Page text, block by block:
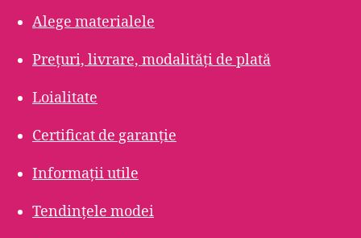
Alege materialele
Prețuri, livrare, modalități de plată
Loialitate
Certificat de garanție
Informații utile
Tendințele modei